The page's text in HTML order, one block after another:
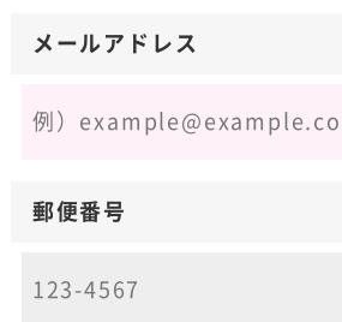
メールアドレス
郵便番号